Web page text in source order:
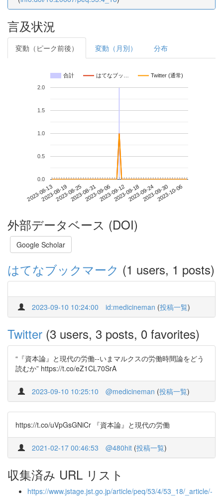
言及状況
変動（ピーク前後） 変動（月別） 分布
合計 はてなブッ… Twitter (通常)
2023-08-132023-08-192023-08-252023-08-312023-09-062023-09-122023-09-182023-09-242023-09-302023-10-06
0.0
0.5
1.0
1.5
2.0
外部データベース (DOI)
Google Scholar
はてなブックマーク (1 users, 1 posts)
2023-09-10 10:24:00 id:medicineman (投稿一覧)
Twitter (3 users, 3 posts, 0 favorites)
“『資本論』と現代の労働--いまマルクスの労働時間論をどう
読むか” https://t.co/eZ1CL70SrA
2023-09-10 10:25:10 @medicineman (投稿一覧)
https://t.co/uVpGsGNiCr 『資本論』と現代の労働
2021-02-17 00:46:53 @480hit (投稿一覧)
収集済み URL リスト
https://www.jstage.jst.go.jp/article/peq/53/4/53_18/_article/-